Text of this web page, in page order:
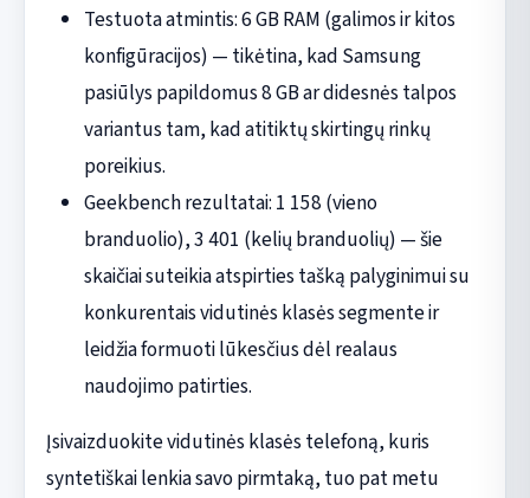
Testuota atmintis: 6 GB RAM (galimos ir kitos
konfigūracijos) — tikėtina, kad Samsung
pasiūlys papildomus 8 GB ar didesnės talpos
variantus tam, kad atitiktų skirtingų rinkų
poreikius.
Geekbench rezultatai: 1 158 (vieno
branduolio), 3 401 (kelių branduolių) — šie
skaičiai suteikia atspirties tašką palyginimui su
konkurentais vidutinės klasės segmente ir
leidžia formuoti lūkesčius dėl realaus
naudojimo patirties.
Įsivaizduokite vidutinės klasės telefoną, kuris
syntetiškai lenkia savo pirmtaką, tuo pat metu